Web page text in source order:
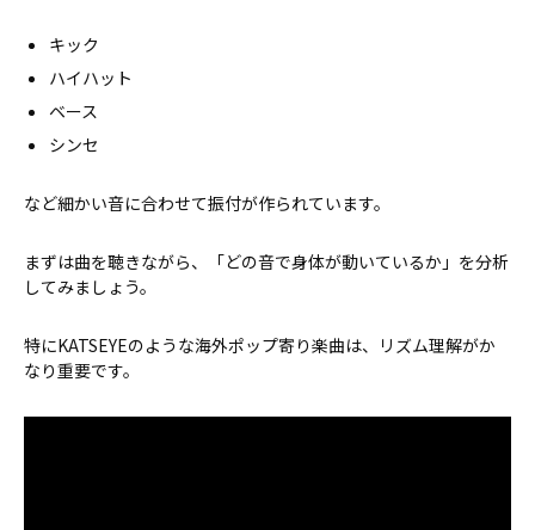
キック
ハイハット
ベース
シンセ
など細かい音に合わせて振付が作られています。
まずは曲を聴きながら、「どの音で身体が動いているか」を分析
してみましょう。
特にKATSEYEのような海外ポップ寄り楽曲は、リズム理解がか
なり重要です。